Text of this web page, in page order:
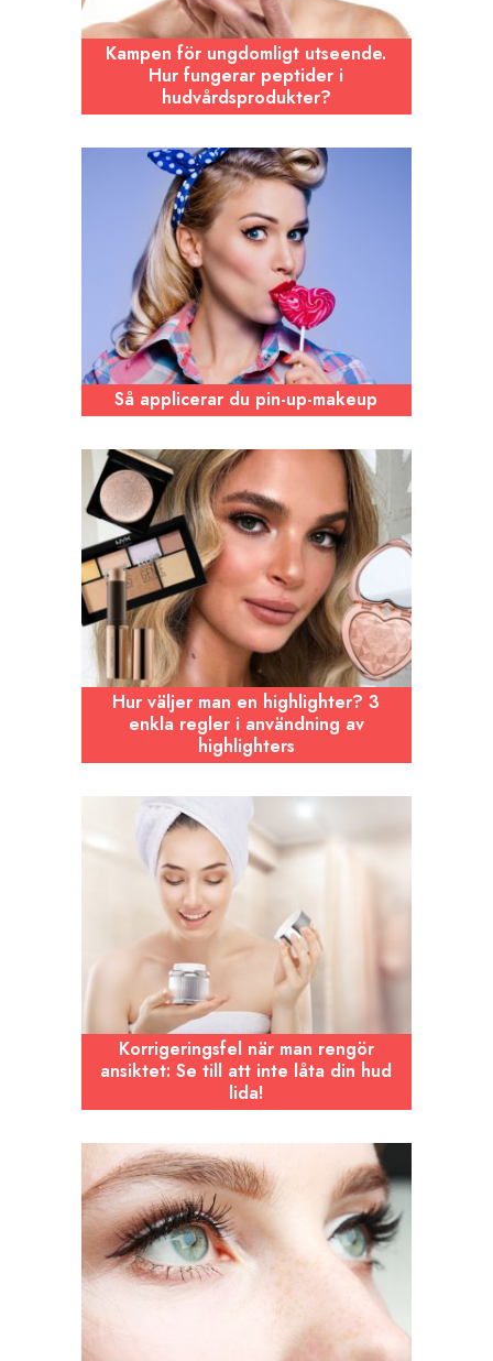
Kampen för ungdomligt utseende.
Hur fungerar peptider i
hudvårdsprodukter?
Så applicerar du pin-up-makeup
Hur väljer man en highlighter? 3
enkla regler i användning av
highlighters
Korrigeringsfel när man rengör
ansiktet: Se till att inte låta din hud
lida!